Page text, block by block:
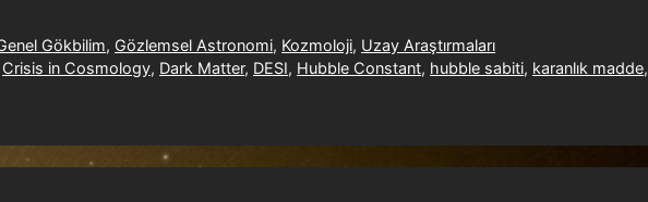
Gökbilim, Gözlemsel Astronomi, Kozmoloji, Uzay Araştırmaları
Crisis in Cosmology, Dark Matter, DESI, Hubble Constant, hubble sabiti, karanlık madde,